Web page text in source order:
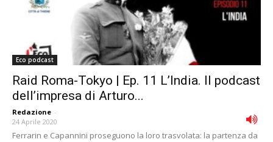
Eco podcast
Raid Roma-Tokyo | Ep. 11 L’India. Il podcast
dell’impresa di Arturo...
Redazione -
24 Aprile 2020
Ferrarin e Capannini proseguono la loro trasvolata: la partenza da